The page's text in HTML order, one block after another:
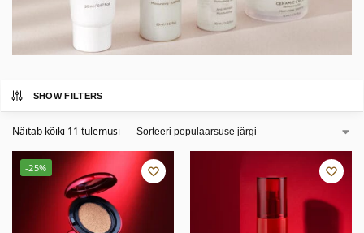
SHOW FILTERS
Näitab kõiki 11 tulemusi
-25%